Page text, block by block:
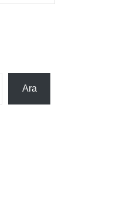
Ara